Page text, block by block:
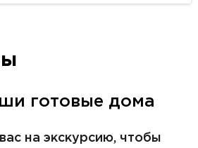
готовые дома
на экскурсию, чтобы